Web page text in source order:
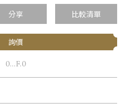
分享 比較清單
詢價
0...F.0